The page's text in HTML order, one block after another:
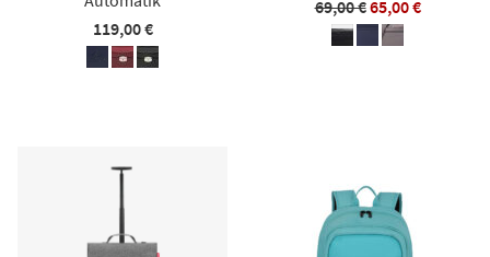
119,00 €
69,00 €65,00 €